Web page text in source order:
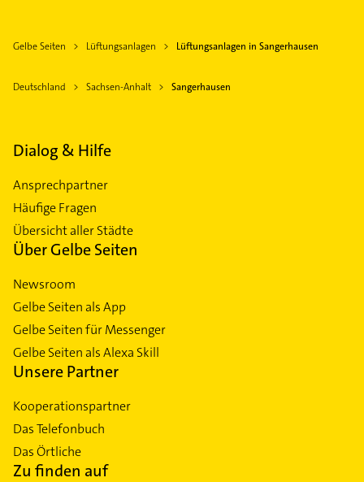
Gelbe Seiten Lüftungsanlagen Lüftungsanlagen in Sangerhausen
Deutschland Sachsen-Anhalt Sangerhausen
Dialog & Hilfe
Ansprechpartner
Häufige Fragen
Übersicht aller Städte
Über Gelbe Seiten
Newsroom
Gelbe Seiten als App
Gelbe Seiten für Messenger
Gelbe Seiten als Alexa Skill
Unsere Partner
Kooperationspartner
Das Telefonbuch
Das Örtliche
Zu finden auf